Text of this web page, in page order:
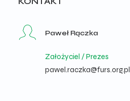
Paweł Rączka
Założyciel / Prezes
pawel.raczka@furs.org.pl